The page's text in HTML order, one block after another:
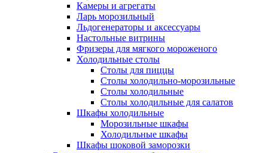
Камеры и агрегаты
Ларь морозильный
Льдогенераторы и аксессуары
Настольные витрины
Фризеры для мягкого мороженого
Холодильные столы
Столы для пиццы
Столы холодильно-морозильные
Столы холодильные
Столы холодильные для салатов
Шкафы холодильные
Mорозильные шкафы
Холодильные шкафы
Шкафы шоковой заморозки